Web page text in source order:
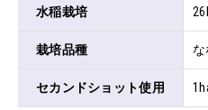
水稲栽培
栽培品種
セカンドショット使用